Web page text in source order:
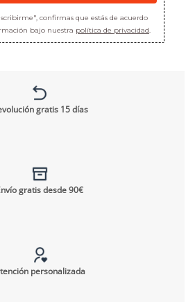
confirmas que estás de acuerdo
bajo nuestra política de privacidad
gratis 15 días
gratis desde 90€
personalizada